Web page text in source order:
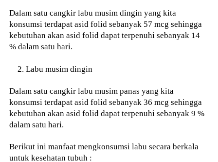
Dalam satu cangkir labu musim dingin yang kita
konsumsi terdapat asid folid sebanyak 57 mcg sehingga
kebutuhan akan asid folid dapat terpenuhi sebanyak 14
% dalam satu hari.
Labu musim dingin
Dalam satu cangkir labu musim panas yang kita
konsumsi terdapat asid folid sebanyak 36 mcg sehingga
kebutuhan akan asid folid dapat terpenuhi sebanyak 9 %
dalam satu hari.
Berikut ini manfaat mengkonsumsi labu secara berkala
untuk kesehatan tubuh :